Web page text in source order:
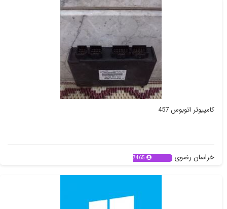
کامپیوتر اتوبوس 457
خراسان رضوی 7465